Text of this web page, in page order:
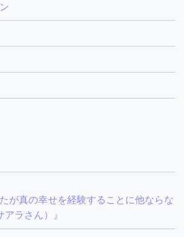
が真の幸せを経験することに他ならな
ラさん）』